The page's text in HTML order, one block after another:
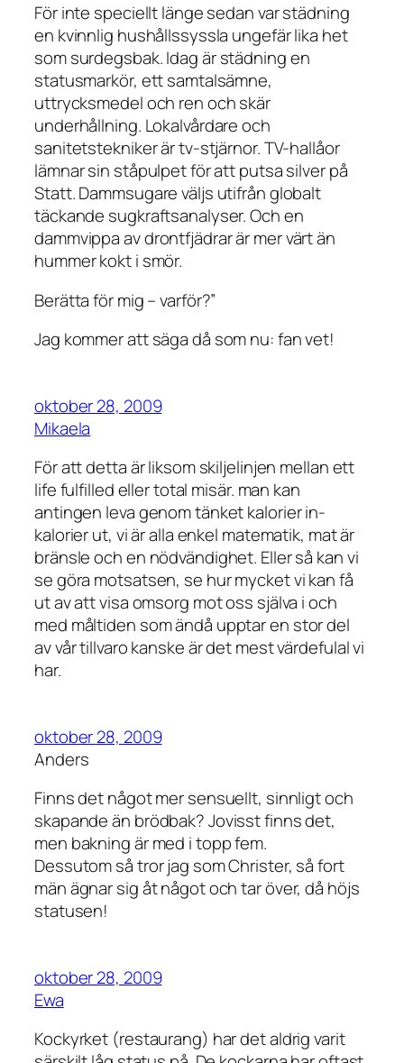
För inte speciellt länge sedan var städning
en kvinnlig hushållssyssla ungefär lika het
som surdegsbak. Idag är städning en
statusmarkör, ett samtalsämne,
uttrycksmedel och ren och skär
underhållning. Lokalvårdare och
sanitetstekniker är tv-stjärnor. TV-hallåor
lämnar sin ståpulpet för att putsa silver på
Statt. Dammsugare väljs utifrån globalt
täckande sugkraftsanalyser. Och en
dammvippa av drontfjädrar är mer värt än
hummer kokt i smör.
Berätta för mig – varför?”
Jag kommer att säga då som nu: fan vet!
oktober 28, 2009
Mikaela
För att detta är liksom skiljelinjen mellan ett
life fulfilled eller total misär. man kan
antingen leva genom tänket kalorier in-
kalorier ut, vi är alla enkel matematik, mat är
bränsle och en nödvändighet. Eller så kan vi
se göra motsatsen, se hur mycket vi kan få
ut av att visa omsorg mot oss själva i och
med måltiden som ändå upptar en stor del
av vår tillvaro kanske är det mest värdefulal vi
har.
oktober 28, 2009
Anders
Finns det något mer sensuellt, sinnligt och
skapande än brödbak? Jovisst finns det,
men bakning är med i topp fem.
Dessutom så tror jag som Christer, så fort
män ägnar sig åt något och tar över, då höjs
statusen!
oktober 28, 2009
Ewa
Kockyrket (restaurang) har det aldrig varit